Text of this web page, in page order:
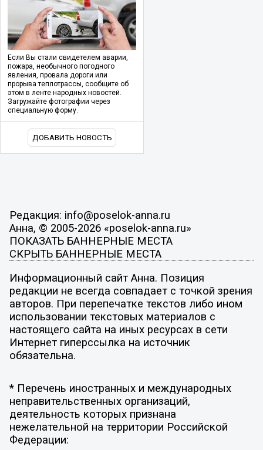
Если Вы стали свидетелем аварии,
пожара, необычного погодного
явления, провала дороги или
прорыва теплотрассы, сообщите об
этом в ленте народных новостей.
Загружайте фотографии через
специальную форму.
ДОБАВИТЬ НОВОСТЬ
Редакция: info@poselok-anna.ru
Анна, © 2005-2026 «poselok-anna.ru»
ПОКАЗАТЬ БАННЕРНЫЕ МЕСТА
СКРЫТЬ БАННЕРНЫЕ МЕСТА
Информационный сайт Анна. Позиция
редакции не всегда совпадает с точкой зрения
авторов. При перепечатке текстов либо ином
использовании текстовых материалов с
настоящего сайта на иных ресурсах в сети
Интернет гиперссылка на источник
обязательна.
* Перечень иностранных и международных
неправительственных организаций,
деятельность которых признана
нежелательной на территории Российской
Федерации: